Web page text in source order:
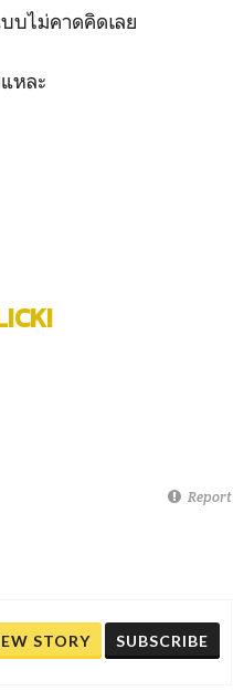
บไม่คาดคิดเลย
หละ
Report
STORY SUBSCRIBE